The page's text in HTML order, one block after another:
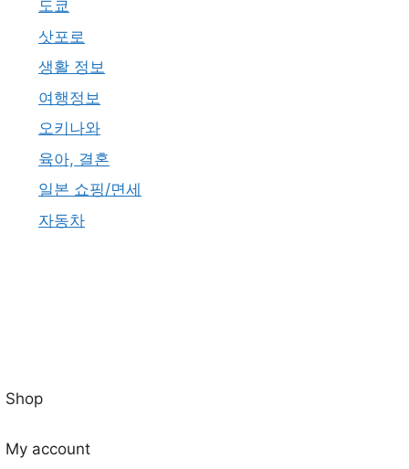
도쿄
삿포로
생활 정보
여행정보
오키나와
육아, 결혼
일본 쇼핑/면세
자동차
Shop
My account